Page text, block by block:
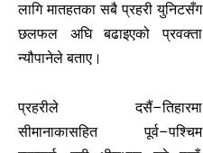
लागि मातहतका सबै प्रहरी युनिटसँग
छलफल अघि बढाइएको प्रवक्ता
न्यौपानेले बताए।
प्रहरीले दसैं–तिहारमा
सीमानाकासहित पूर्व–पश्चिम